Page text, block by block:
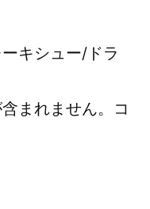
キシュー/ドラ
まれません。コ